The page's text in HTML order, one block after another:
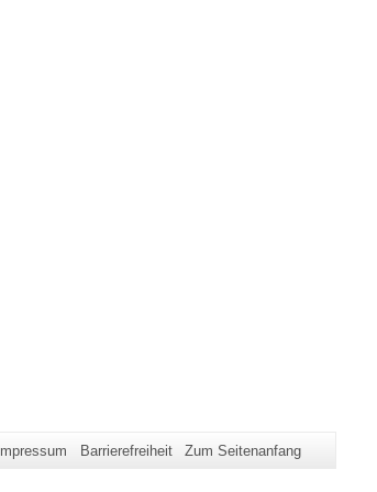
Impressum Barrierefreiheit Zum Seitenanfang